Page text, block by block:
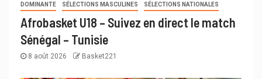
DOMINANTE SÉLECTIONS MASCULINES SÉLECTIONS NATIONALES
Afrobasket U18 – Suivez en direct le match
Sénégal – Tunisie
8 août 2026 Basket221